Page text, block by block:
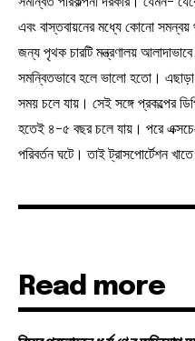
এবং বাস্তবায়নের মধ্যে কোনো
জন্য পৃথক চারটি মন্ত্রণালয়
সমন্বিতভাবে হলে ভালো হতো।
সময় চলে যায়। সেই সঙ্গে প্রকল্পের
হতেই ৪-৫ বছর চলে যায়। পরে
পরিবর্তন ঘটে। তাই ট্রাসপোর্টেশন
Read more